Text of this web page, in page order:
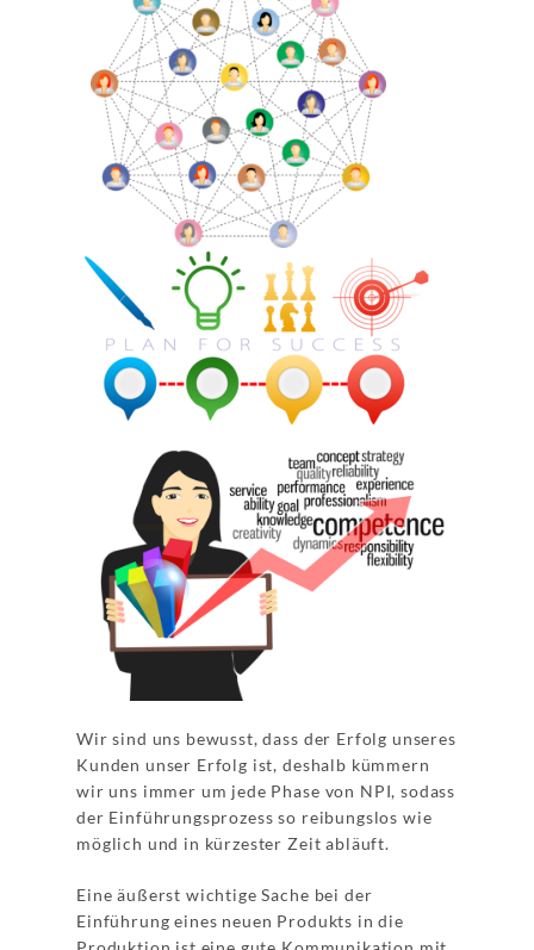
Wir sind uns bewusst, dass der Erfolg unseres
Kunden unser Erfolg ist, deshalb kümmern
wir uns immer um jede Phase von NPI, sodass
der Einführungsprozess so reibungslos wie
möglich und in kürzester Zeit abläuft.
Eine äußerst wichtige Sache bei der
Einführung eines neuen Produkts in die